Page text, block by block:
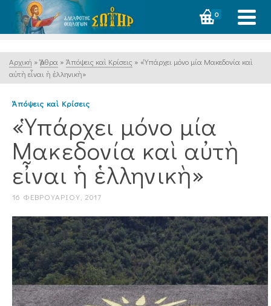
0
Αρχική » Ἄρθρα » Ἀπόψεις καὶ Κρίσεις » «Ὑπάρχει μόνο μία Μακεδονία καὶ
αὐτὴ εἶναι ἡ ἑλληνικὴ»
Ἀπόψεις καὶ Κρίσεις
«Ὑπάρχει μόνο μία
Μακεδονία καὶ αὐτὴ
εἶναι ἡ ἑλληνικὴ»
16 ΦΕΒΡΟΥΑΡΊΟΥ, 2017